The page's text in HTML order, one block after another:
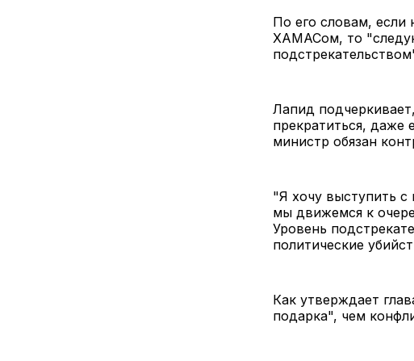
По его словам, если
ХАМАСом, то
Лапид
прекратиться, даже
министр обязан
"Я хочу выступить
мы движемся к
Уровень
политические
Как утверждает
подарка", чем